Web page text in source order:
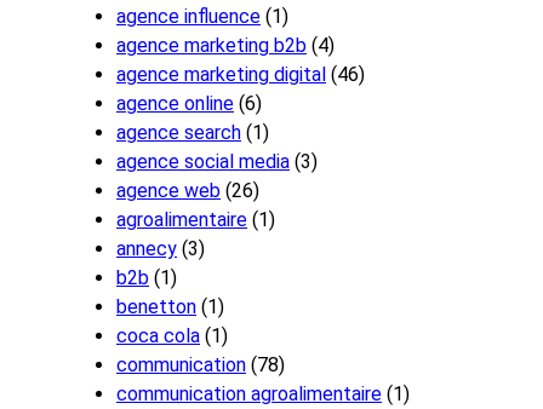
agence influence (1)
agence marketing b2b (4)
agence marketing digital (46)
agence online (6)
agence search (1)
agence social media (3)
agence web (26)
agroalimentaire (1)
annecy (3)
b2b (1)
benetton (1)
coca cola (1)
communication (78)
communication agroalimentaire (1)